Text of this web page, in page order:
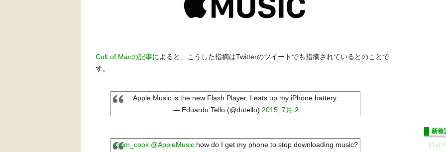
Cult of Macの記事によると、こうした指摘はTwitterのツイートでも指摘されているとのことで
す。
Apple Music is the new Flash Player. I eats up my iPhone battery.
— Eduardo Tello (@dutello) 2015, 7月 2
@tim_cook @AppleMusichow do I get my phone to stop downloading music?
新着
読込中